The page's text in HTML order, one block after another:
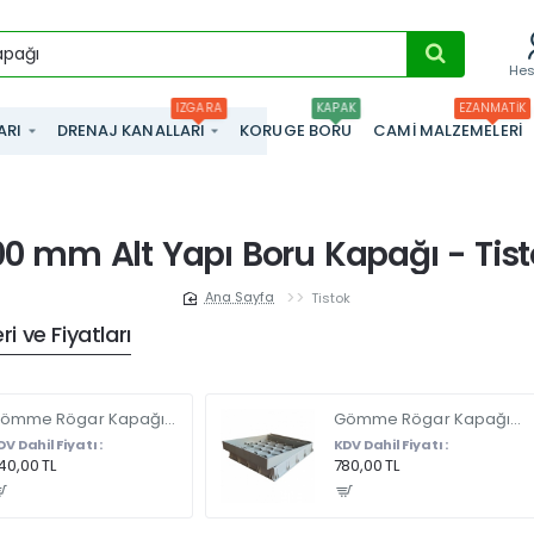
DRENAJ KANALLARI
IZGARA
KORUGE BORU
KAPAK
CAMI MALZEMELERI
EZANMATIK
mm Alt Yapı Boru Kapağı -
Tistok
ve Fiyatları
Gömme Rögar Kapağı - Seramik - Fayans Ve Mermer Zeminlerde - Gizli Çerçeve Kapak 35 X 35 - ÇİFT KULPLU
Dahil Fiyatı :
TL
Gömme Rögar Kapağı - Seramik - Fayans Ve Mermer Zeminlerde Gizli Çerçeve Kapak 55 x 55 - ÇİFT KULPLU
KDV Dahil Fiyatı :
780,00 TL